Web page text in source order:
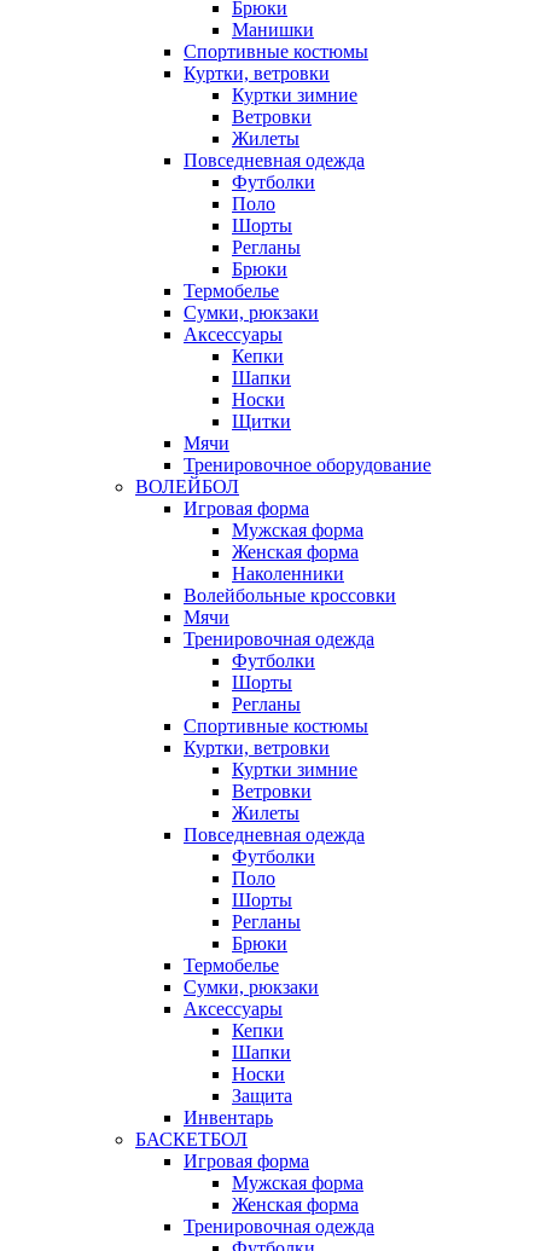
Брюки
Манишки
Спортивные костюмы
Куртки, ветровки
Куртки зимние
Ветровки
Жилеты
Повседневная одежда
Футболки
Поло
Шорты
Регланы
Брюки
Термобелье
Сумки, рюкзаки
Аксессуары
Кепки
Шапки
Носки
Щитки
Мячи
Тренировочное оборудование
ВОЛЕЙБОЛ
Игровая форма
Мужская форма
Женская форма
Наколенники
Волейбольные кроссовки
Мячи
Тренировочная одежда
Футболки
Шорты
Регланы
Спортивные костюмы
Куртки, ветровки
Куртки зимние
Ветровки
Жилеты
Повседневная одежда
Футболки
Поло
Шорты
Регланы
Брюки
Термобелье
Сумки, рюкзаки
Аксессуары
Кепки
Шапки
Носки
Защита
Инвентарь
БАСКЕТБОЛ
Игровая форма
Мужская форма
Женская форма
Тренировочная одежда